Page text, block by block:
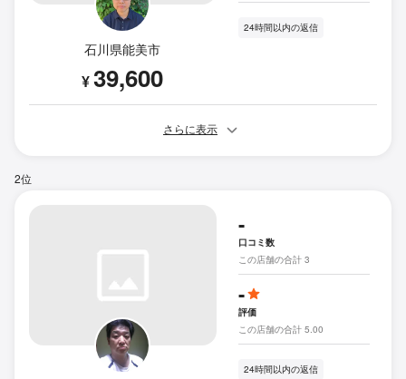
石川県能美市
¥39,600
24時間以内の返信
さらに表示
2位
-
口コミ数
この店舗の合計 3
-
評価
この店舗の合計 5.00
24時間以内の返信